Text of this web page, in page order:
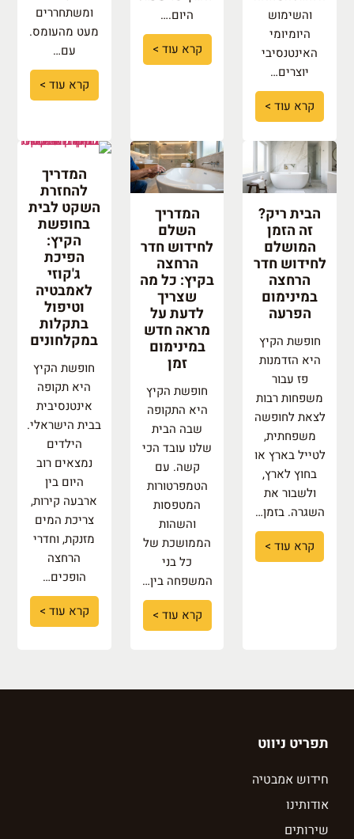
והשימוש
היומיומי
האינטנסיבי
יוצרים…
קרא עוד >
היום.…
קרא עוד >
ומשתחררים
מעט מהעומס.
עם…
קרא עוד >
הבית ריק?
זה הזמן
המושלם
לחידוש חדר
הרחצה
במינימום
הפרעה
חופשת הקיץ
היא הזדמנות
פז עבור
משפחות רבות
לצאת לחופשה
משפחתית,
לטייל בארץ או
בחוץ לארץ,
ולשבור את
השגרה. בזמן…
קרא עוד >
המדריך
השלם
לחידוש חדר
הרחצה
בקיץ: כל מה
שצריך
לדעת על
מראה חדש
במינימום
זמן
חופשת הקיץ
היא התקופה
שבה הבית
שלנו עובד הכי
קשה. עם
הטמפרטורות
המטפסות
והשהות
הממושכת של
כל בני
המשפחה בין…
קרא עוד >
המדריך
להחזרת
השקט לבית
בחופשת
הקיץ:
הפיכת
ג'קוזי
לאמבטיה
וטיפול
בתקלות
במקלחונים
חופשת הקיץ
היא תקופה
אינטנסיבית
בבית הישראלי.
הילדים
נמצאים רוב
היום בין
ארבעה קירות,
צריכת המים
מזנקת, וחדרי
הרחצה
הופכים…
קרא עוד >
תפריט ניווט
חידוש אמבטיה
אודותינו
שירותים